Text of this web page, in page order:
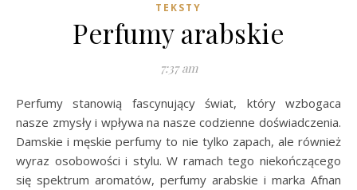
TEKSTY
Perfumy arabskie
7:37 am
Perfumy stanowią fascynujący świat, który wzbogaca
nasze zmysły i wpływa na nasze codzienne doświadczenia.
Damskie i męskie perfumy to nie tylko zapach, ale również
wyraz osobowości i stylu. W ramach tego niekończącego
się spektrum aromatów, perfumy arabskie i marka Afnan